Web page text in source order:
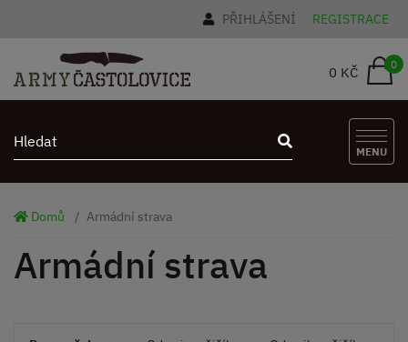
PŘIHLÁŠENÍ REGISTRACE
0 KČ 0
MENU
Domů Armádní strava
Armádní strava